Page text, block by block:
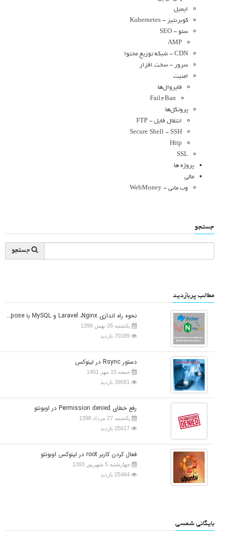
ایمیل
کوبرنتیز - Kubernetes
سئو - SEO
AMP
CDN - شبکه توزیع محتوا
سرور - سخت افزار
امنیت
فایروال‌ها
Fail2Ban
پروتکل‌ها
انتقال فایل - FTP
Secure Shell - SSH
Http
SSL
پروژه ها
مالی
وب مانی - WebMoney
جستجو
جستجو
مطالب پربازدید
نحوه راه اندازی Laravel ،Nginx و MySQL با Docker Compose
یکشنبه 26 بهمن 1399
70189 بازدید
دستور Rsync در لینوکس
جمعه 15 مهر 1401
39581 بازدید
رفع خطای Permission denied در اوبونتو
یکشنبه 27 مرداد 1398
25617 بازدید
فعال کردن کاربر root در لینوکس اوبونتو
چهارشنبه 5 شهریور 1393
25464 بازدید
بایگانی شمسی